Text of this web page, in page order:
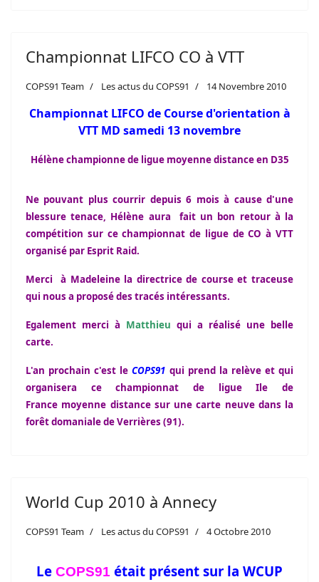
Championnat LIFCO CO à VTT
COPS91 Team Les actus du COPS91 14 Novembre 2010
Championnat LIFCO de Course d'orientation à
VTT MD samedi 13 novembre
Hélène championne de ligue moyenne distance en D35
Ne pouvant plus courrir depuis 6 mois à cause d'une
blessure tenace, Hélène aura fait un bon retour à la
compétition sur ce championnat de ligue de CO à VTT
organisé par Esprit Raid.
Merci à Madeleine la directrice de course et traceuse
qui nous a proposé des tracés intéressants.
Egalement merci à Matthieu qui a réalisé une belle
carte.
L'an prochain c'est le COPS91 qui prend la relève et qui
organisera ce championnat de ligue Ile de
France moyenne distance sur une carte neuve dans la
forêt domaniale de Verrières (91).
World Cup 2010 à Annecy
COPS91 Team Les actus du COPS91 4 Octobre 2010
Le COPS91 était présent sur la WCUP